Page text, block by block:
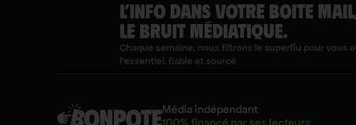
L’INFO DANS VOTRE BOITE
LE BRUIT MÉDIATIQUE.
Chaque semaine, nous filtrons le superflu pour vous
l'essentiel, fiable et sourcé
Média indépendant